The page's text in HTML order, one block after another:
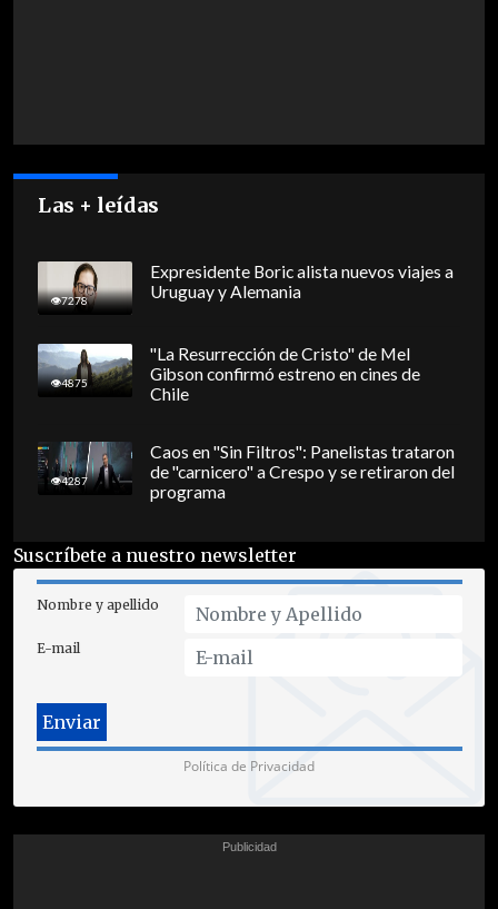
Las + leídas
7278
Expresidente Boric alista nuevos viajes a
Uruguay y Alemania
4875
"La Resurrección de Cristo" de Mel
Gibson confirmó estreno en cines de
Chile
4287
Caos en "Sin Filtros": Panelistas trataron
de "carnicero" a Crespo y se retiraron del
programa
Suscríbete a nuestro newsletter
Nombre y apellido
E-mail
Política de Privacidad